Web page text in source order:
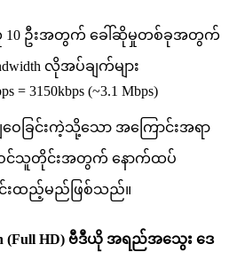
10 ဦအတက ခ ဆမတစခအတက
လအပခကမ
= 3150kbps (~3.1 Mbps)
ဝ ခငကသသ အကငအရ
ငသတငအတက နကထပ
ထညမည ဖစသည။
(Full HD) ဗဒယ အရညအသ ဒ